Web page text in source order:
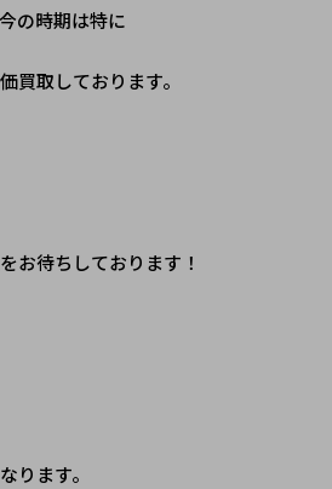
の時期は特に
買取しております。
お待ちしております！
ります。